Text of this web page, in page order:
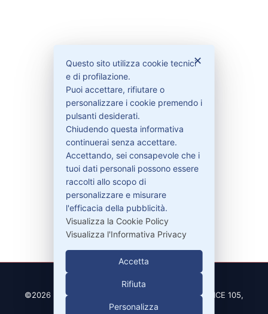
Contattaci
Garanzie
Contatti
329-30.78.513
info@pitdriver.com
©2026 PitDriver | CROCO DEAL S.R.L. VIA DEL SALICE 105,
97100 RAGUSA (RG)
✕
Questo sito utilizza cookie tecnici
e di profilazione.
Puoi accettare, rifiutare o
personalizzare i cookie premendo i
pulsanti desiderati.
Chiudendo questa informativa
continuerai senza accettare.
Accettando, sei consapevole che i
tuoi dati personali possono essere
raccolti allo scopo di
personalizzare e misurare
l'efficacia della pubblicità.
Visualizza la Cookie Policy
Visualizza l'Informativa Privacy
Accetta
Rifiuta
Personalizza